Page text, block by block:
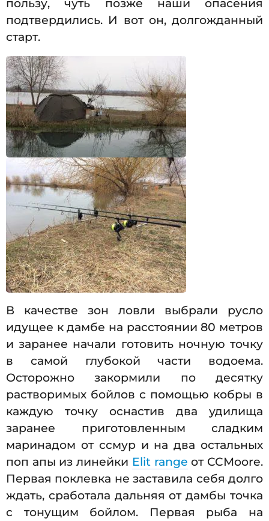
пользу, чуть позже наши опасения
подтвердились. И вот он, долгожданный
старт.
В качестве зон ловли выбрали русло
идущее к дамбе на расстоянии 80 метров
и заранее начали готовить ночную точку
в самой глубокой части водоема.
Осторожно закормили по десятку
растворимых бойлов с помощью кобры в
каждую точку оснастив два удилища
заранее приготовленным сладким
маринадом от ссмур и на два остальных
поп апы из линейки Elit range от CCMoore.
Первая поклевка не заставила себя долго
ждать, сработала дальняя от дамбы точка
с тонущим бойлом. Первая рыба на